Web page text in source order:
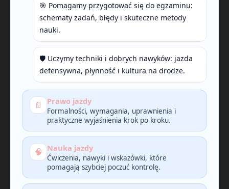
🎯 Pomagamy przygotować się do egzaminu:
schematy zadań, błędy i skuteczne metody
nauki.
🛡️ Uczymy techniki i dobrych nawyków: jazda
defensywna, płynność i kultura na drodze.
📄 Prawo jazdy
Formalności, wymagania, uprawnienia i
praktyczne wyjaśnienia krok po kroku.
🧠 Nauka jazdy
Ćwiczenia, nawyki i wskazówki, które
pomagają szybciej poczuć kontrolę.